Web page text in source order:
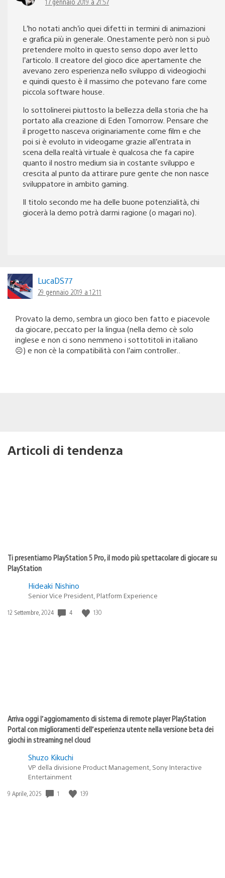
L’ho notati anch’io quei difetti in termini di animazioni
e grafica più in generale. Onestamente però non si può
pretendere molto in questo senso dopo aver letto
l’articolo. Il creatore del gioco dice apertamente che
avevano zero esperienza nello sviluppo di videogiochi
e quindi questo è il massimo che potevano fare come
piccola software house.
Io sottolinerei piuttosto la bellezza della storia che ha
portato alla creazione di Eden Tomorrow. Pensare che
il progetto nasceva originariamente come film e che
poi si è evoluto in videogame grazie all’entrata in
scena della realtà virtuale è qualcosa che fa capire
quanto il nostro medium sia in costante sviluppo e
crescita al punto da attirare pure gente che non nasce
sviluppatore in ambito gaming.
Il titolo secondo me ha delle buone potenzialità, chi
giocerà la demo potrà darmi ragione (o magari no).
LucaDS77
29 gennaio 2019 a 12:11
Provato la demo, sembra un gioco ben fatto e piacevole
da giocare, peccato per la lingua (nella demo cè solo
inglese e non ci sono nemmeno i sottotitoli in italiano
☹) e non cè la compatibilità con l’aim controller..
Articoli di tendenza
Ti presentiamo PlayStation 5 Pro, il modo più spettacolare di giocare su
PlayStation
Hideaki Nishino
Senior Vice President, Platform Experience
Data
12 Settembre, 2024 4 130
Arriva oggi l’aggiornamento di sistema di remote player PlayStation
Portal con miglioramenti dell’esperienza utente nella versione beta dei
giochi in streaming nel cloud
Shuzo Kikuchi
VP della divisione Product Management, Sony Interactive
Entertainment
Data
9 Aprile, 2025 1 139